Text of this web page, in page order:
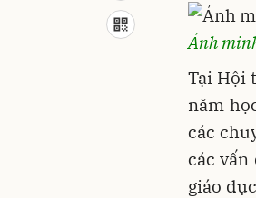
Ảnh
Tại Hội
năm
các
các
giáo